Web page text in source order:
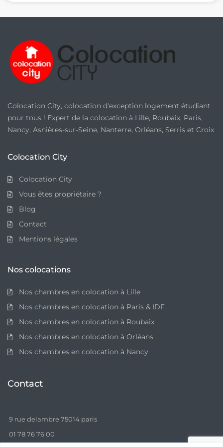
v
Colocation City, colocation d'exception logement étudiant
pour tous ! Expert de la colocation à Lille, Roubaix, Paris,
Nancy, Asnières-sur-Seine, Nanterre, Orléans, Serris et Croix
Colocation City
Colocation City
Vous êtes propriétaire ?
Blog
Contact
Mentions légales
Nos colocations
Nos chambres en colocation à Lille
Nos chambres en colocation à Paris & IDF
Nos chambres en colocation à Roubaix
Nos chambres en colocation à Orléans
Nos chambres en colocation à Nancy
Contact
9 rue delambre 75014 paris
01 78 76 76 00